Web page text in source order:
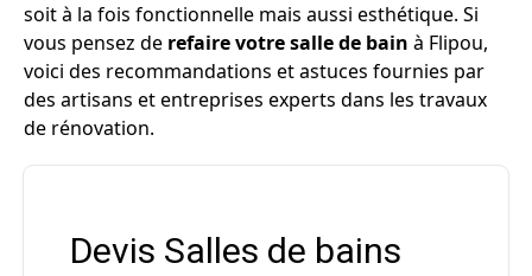
soit à la fois fonctionnelle mais aussi esthétique. Si
vous pensez de refaire votre salle de bain à Flipou,
voici des recommandations et astuces fournies par
des artisans et entreprises experts dans les travaux
de rénovation.
Devis Salles de bains